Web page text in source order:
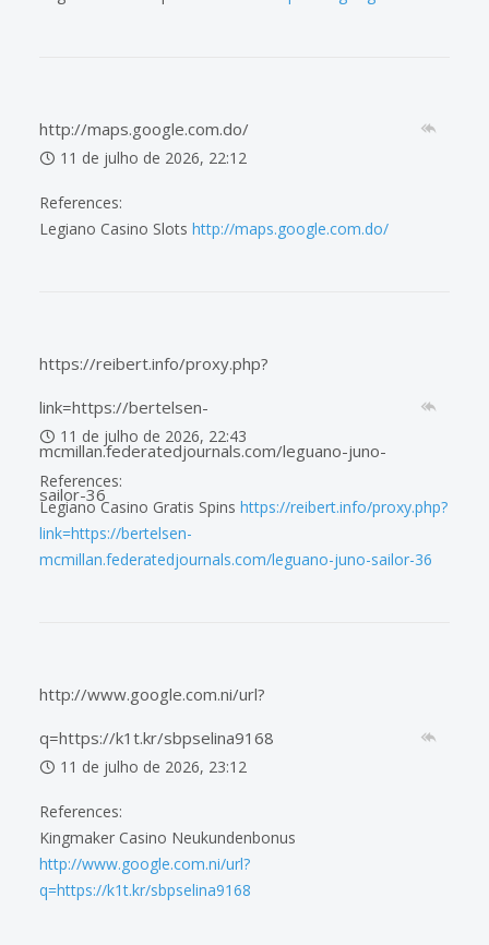
http://maps.google.com.do/
11 de julho de 2026, 22:12
References:
Legiano Casino Slots http://maps.google.com.do/
https://reibert.info/proxy.php?
link=https://bertelsen-
mcmillan.federatedjournals.com/leguano-juno-
sailor-36
11 de julho de 2026, 22:43
References:
Legiano Casino Gratis Spins https://reibert.info/proxy.php?
link=https://bertelsen-
mcmillan.federatedjournals.com/leguano-juno-sailor-36
http://www.google.com.ni/url?
q=https://k1t.kr/sbpselina9168
11 de julho de 2026, 23:12
References:
Kingmaker Casino Neukundenbonus
http://www.google.com.ni/url?
q=https://k1t.kr/sbpselina9168